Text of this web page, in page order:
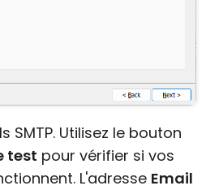
SMTP. Utilisez le bouton
test pour vérifier si vos
L'adresse Email